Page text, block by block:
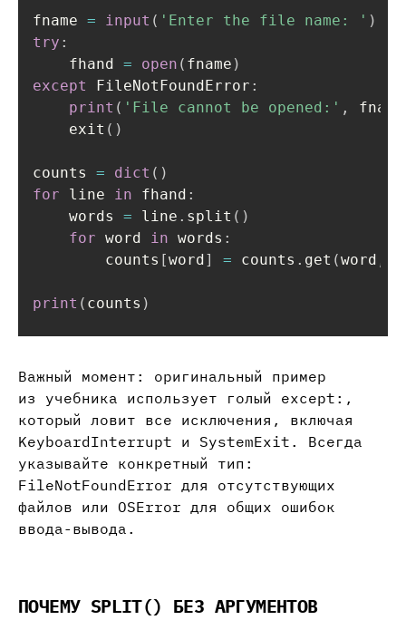
fname = input ( 'Enter the file name: ' )
try :
    fhand
= open ( fname )
except
FileNotFoundError :
print ( 'File cannot be opened:' , fname
    exit
( )
counts = dict ( )
for line in fhand :
    words
= line . split ( )
for word in words :
        counts
[word ] = counts . get (word
print ( counts )
Важный момент: оригинальный пример
из учебника использует голый except:,
который ловит все исключения, включая
KeyboardInterrupt и SystemExit. Всегда
указывайте конкретный тип:
FileNotFoundError для отсутствующих
файлов или OSError для общих ошибок
ввода-вывода.
ПОЧЕМУ SPLIT() БЕЗ АРГУМЕНТОВ